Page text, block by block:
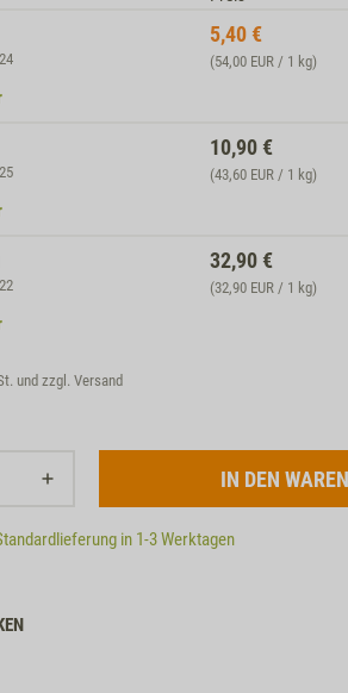
5,40€
(54,00 EUR / 1 kg)
10,90 €
(43,60 EUR / 1 kg)
32,90 €
(32,90 EUR / 1 kg)
und zzgl. Versand
in 1-3 Werktagen
WISHLIST